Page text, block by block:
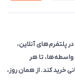
فروش در پلتفرم‌های آنلاین،
تا هر
خرید کند. از همان روز،